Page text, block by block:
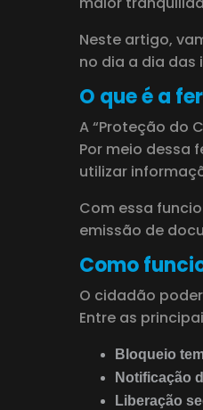
Neste artigo,
no dia a dia das
O que é a
A “Proteção do
Por meio dessa
utilizar
Com essa
emissão de
Como
O cidadão
Entre as
Bloqueio
Notificação
Liberação